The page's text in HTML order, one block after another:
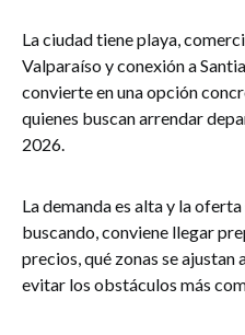
La ciudad tiene playa,
Valparaíso y conexión a
convierte en una opción
quienes buscan arrendar
2026.
La demanda es alta y la
buscando, conviene llegar
precios, qué zonas se ajustan
evitar los obstáculos más